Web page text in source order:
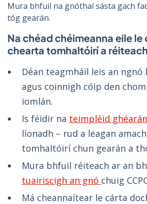
Mura bhfuil na gnóthaí sásta gach
tóg gearán.
Na chéad chéimeanna eile le
chearta tomhaltóirí a réiteach
Déan teagmháil leis an ngnó
agus coinnigh cóip den
iomlán.
Is féidir na teimpléid ghéarán
líonadh – rud a leagan
tomhaltóirí chun gearán a
Mura bhfuil réiteach ar an
tuairiscigh an gnó chuig
Má cheannaítear le cárta